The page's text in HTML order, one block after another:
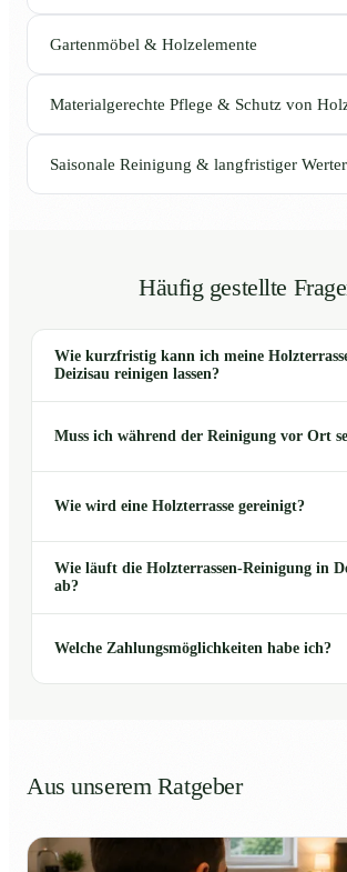
Gartenmöbel & Holzelemente
Materialgerechte Pflege & Schutz von
Saisonale Reinigung & langfristiger
Häufig gestellte
Wie kurzfristig kann ich meine
Deizisau reinigen lassen?
Muss ich während der Reinigung vor Ort
Wie wird eine Holzterrasse gereinigt?
Wie läuft die Holzterrassen-Reinigung in
ab?
Welche Zahlungsmöglichkeiten habe ich?
Aus unserem Ratgeber